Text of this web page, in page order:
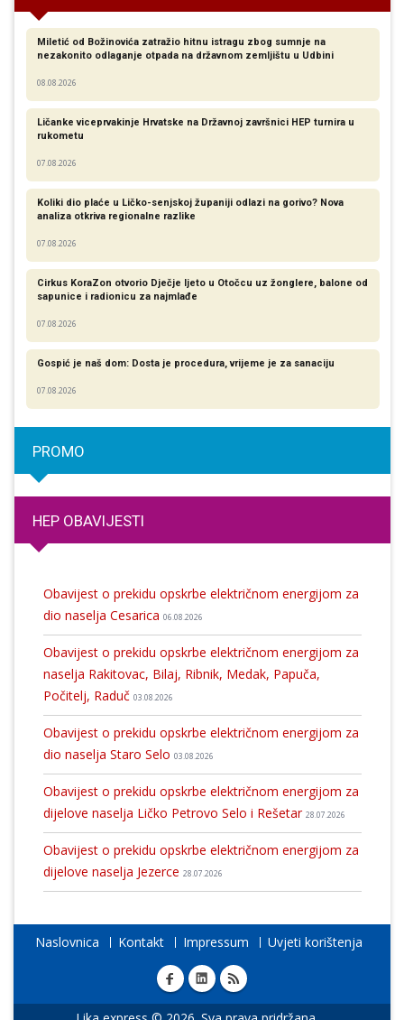
Miletić od Božinovića zatražio hitnu istragu zbog sumnje na
nezakonito odlaganje otpada na državnom zemljištu u Udbini
08.08.2026
Ličanke viceprvakinje Hrvatske na Državnoj završnici HEP turnira u
rukometu
07.08.2026
Koliki dio plaće u Ličko-senjskoj županiji odlazi na gorivo? Nova
analiza otkriva regionalne razlike​
07.08.2026
Cirkus KoraZon otvorio Dječje ljeto u Otočcu uz žonglere, balone od
sapunice i radionicu za najmlađe
07.08.2026
Gospić je naš dom: Dosta je procedura, vrijeme je za sanaciju
07.08.2026
PROMO
HEP OBAVIJESTI
Obavijest o prekidu opskrbe električnom energijom za
dio naselja Cesarica 06.08.2026
Obavijest o prekidu opskrbe električnom energijom za
naselja Rakitovac, Bilaj, Ribnik, Medak, Papuča,
Počitelj, Raduč 03.08.2026
Obavijest o prekidu opskrbe električnom energijom za
dio naselja Staro Selo 03.08.2026
Obavijest o prekidu opskrbe električnom energijom za
dijelove naselja Ličko Petrovo Selo i Rešetar 28.07.2026
Obavijest o prekidu opskrbe električnom energijom za
dijelove naselja Jezerce 28.07.2026
Naslovnica Kontakt Impressum Uvjeti korištenja